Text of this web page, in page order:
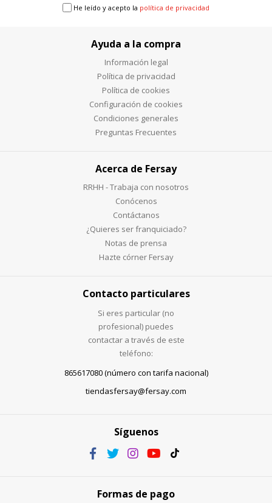
He leído y acepto la política de privacidad
Ayuda a la compra
Información legal
Política de privacidad
Política de cookies
Configuración de cookies
Condiciones generales
Preguntas Frecuentes
Acerca de Fersay
RRHH - Trabaja con nosotros
Conócenos
Contáctanos
¿Quieres ser franquiciado?
Notas de prensa
Hazte córner Fersay
Contacto particulares
Si eres particular (no
profesional) puedes
contactar a través de este
teléfono:
865617080 (número con tarifa nacional)
tiendasfersay@fersay.com
Síguenos
Formas de pago